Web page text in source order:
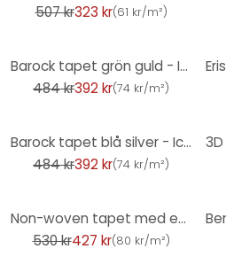
507 kr323 kr(61 kr/m²)
Barock tapet grön guld - Icke-vävd tapet med prov - elegant mönster tapet
484 kr392 kr(74 kr/m²)
Barock tapet blå silver - Icke-vävd tapet med prov - Glänsande mönster tapet
484 kr392 kr(74 kr/m²)
Non-woven tapet med en stark glanseffekt i en ljus guldstruktur med betonglook
530 kr427 kr(80 kr/m²)